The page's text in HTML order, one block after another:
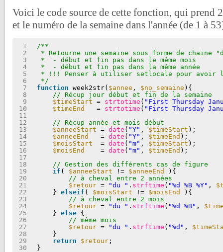
Voici le code source de cette fonction, qui prend
et le numéro de la semaine dans l'année (de 1 à
1
2
3
4
5
6
7
8
9
10
11
12
13
14
15
16
17
18
19
20
21
22
23
24
25
26
27
28
29
30
/**
* Retourne une semaine sous forme de
*  - début et fin pas dans le même mois
*  - début et fin pas dans la même année
* !!! Penser à utiliser setlocale pour avoir
*/
function
week2str( $annee , $no_semaine ){
// Récup jour début et fin de la semaine
$timeStart
= strtotime ( "First Thursday
$timeEnd
= strtotime ( "First Thursday
// Récup année et mois début
$anneeStart
= date ( "Y" , $timeStart );
$anneeEnd
= date ( "Y" , $timeEnd );
$moisStart
= date ( "m" , $timeStart );
$moisEnd
= date ( "m" , $timeEnd );
// Gestion des différents cas de figure
if ( $anneeStart != $anneeEnd
){
// à cheval entre 2 années
$retour = "du " . strftime ( "%d %B %Y" ,
} elseif ( $moisStart != $moisEnd
){
// à cheval entre 2 mois
$retour = "du " . strftime ( "%d %B" ,
} else {
// même mois
$retour = "du " . strftime ( "%d" ,
}
return
$retour ;
}